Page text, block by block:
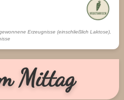
Erzeugnisse (einschließlich Laktose),
Mittag